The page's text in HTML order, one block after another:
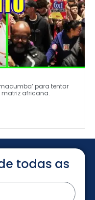
para tentar
matriz africana.
todas as